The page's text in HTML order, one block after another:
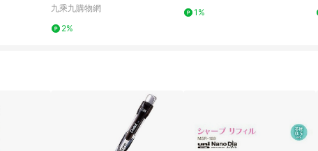
九乘九購物網
2%
1%